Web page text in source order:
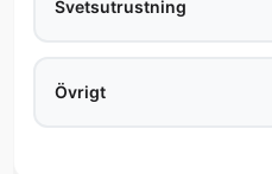
Svetsutrustning
Övrigt